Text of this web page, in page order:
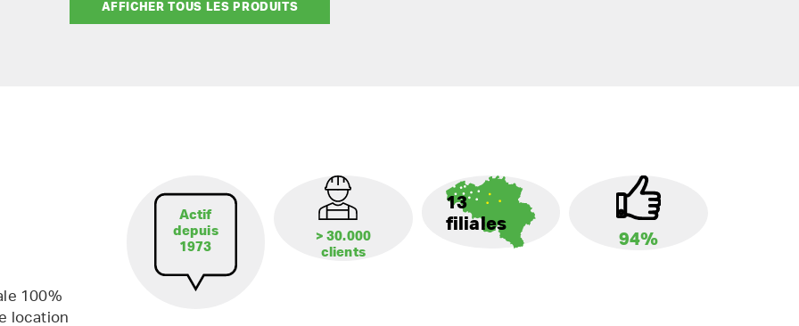
AFFICHER TOUS LES PRODUITS
100%
location
Actif
depuis
1973
> 30.000
clients
13
filiales
94%